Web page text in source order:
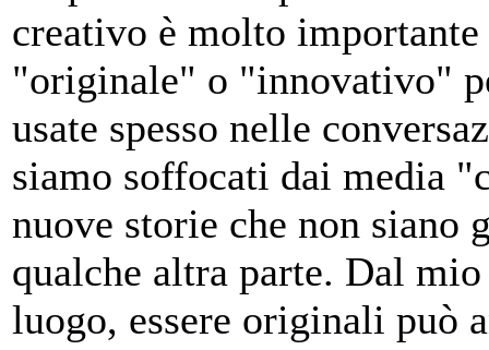
creativo è molto
"originale" o "innovativo"
usate spesso nelle
siamo soffocati dai media
nuove storie che non siano
qualche altra parte. Dal
luogo, essere originali può